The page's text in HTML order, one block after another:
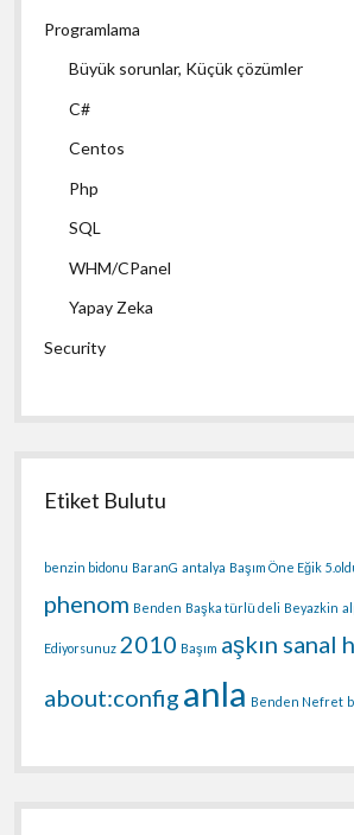
Programlama
Büyük sorunlar, Küçük çözümler
C#
Centos
Php
SQL
WHM/CPanel
Yapay Zeka
Security
Etiket Bulutu
benzin bidonu BaranG antalya Başım Öne Eğik
phenom Benden Başka türlü deli Beyazkin
Ediyorsunuz 2010 Başım aşkın sanal
about:config anla Benden Nefret